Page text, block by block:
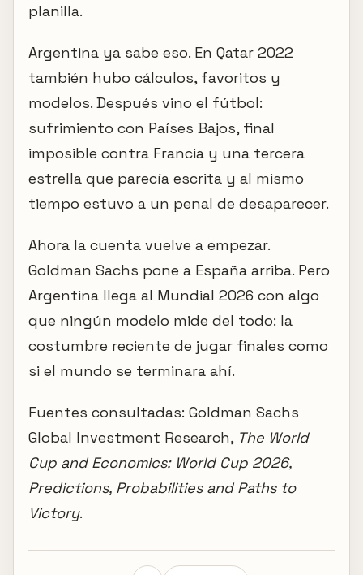
planilla.
Argentina ya sabe eso. En Qatar 2022
también hubo cálculos, favoritos y
modelos. Después vino el fútbol:
sufrimiento con Países Bajos, final
imposible contra Francia y una tercera
estrella que parecía escrita y al mismo
tiempo estuvo a un penal de desaparecer.
Ahora la cuenta vuelve a empezar.
Goldman Sachs pone a España arriba. Pero
Argentina llega al Mundial 2026 con algo
que ningún modelo mide del todo: la
costumbre reciente de jugar finales como
si el mundo se terminara ahí.
Fuentes consultadas: Goldman Sachs
Global Investment Research, The World
Cup and Economics: World Cup 2026,
Predictions, Probabilities and Paths to
Victory.